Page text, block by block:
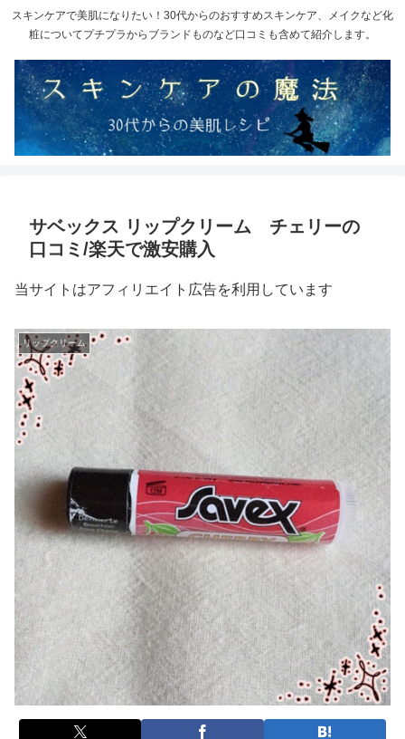
スキンケアで美肌になりたい！30代からのおすすめスキンケア、メイクなど化
粧についてプチプラからブランドものなど口コミも含めて紹介します。
サベックス リップクリーム チェリーの
口コミ/楽天で激安購入
当サイトはアフィリエイト広告を利用しています
リップクリーム